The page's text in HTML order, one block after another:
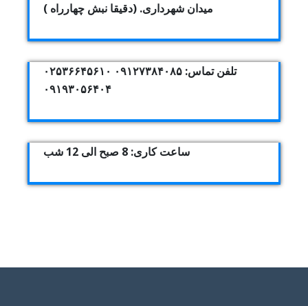
میدان شهرداری. (دقیقا نبش چهارراه )
تلفن تماس: ۰۹۱۲۷۳۸۴۰۸۵ ۰۲۵۳۶۶۴۵۶۱۰
۰۹۱۹۳۰۵۶۴۰۴
ساعت کاری: 8 صبح الی 12 شب